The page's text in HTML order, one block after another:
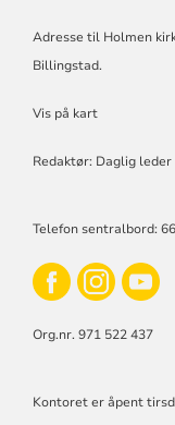
Adresse til Holmen
Billingstad.
Vis på kart
Redaktør: Daglig leder
Telefon sentralbord:
Org.nr. 971 522 437
Kontoret er åpent